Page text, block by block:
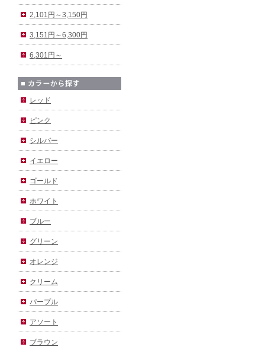
2,101円～3,150円
3,151円～6,300円
6,301円～
レッド
ピンク
シルバー
イエロー
ゴールド
ホワイト
ブルー
グリーン
オレンジ
クリーム
パープル
アソート
ブラウン